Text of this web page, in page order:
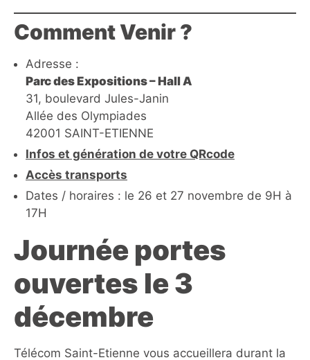
Comment Venir ?
Adresse :
Parc des Expositions – Hall A
31, boulevard Jules-Janin
Allée des Olympiades
42001 SAINT-ETIENNE
Infos et génération de votre QRcode
Accès transports
Dates / horaires : le 26 et 27 novembre de 9H à
17H
Journée portes
ouvertes le 3
décembre
Télécom Saint-Etienne vous accueillera durant la